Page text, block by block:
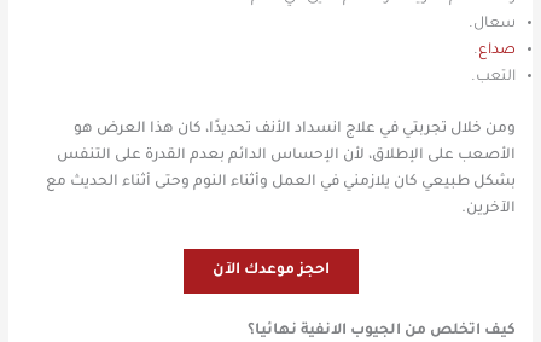
سعال.
صداع.
التعب.
ومن خلال تجربتي في علاج انسداد الأنف تحديدًا، كان هذا العرض هو
الأصعب على الإطلاق، لأن الإحساس الدائم بعدم القدرة على التنفس
بشكل طبيعي كان يلازمني في العمل وأثناء النوم وحتى أثناء الحديث مع
الآخرين.
احجز موعدك الآن
كيف اتخلص من الجيوب الانفية نهائيا؟